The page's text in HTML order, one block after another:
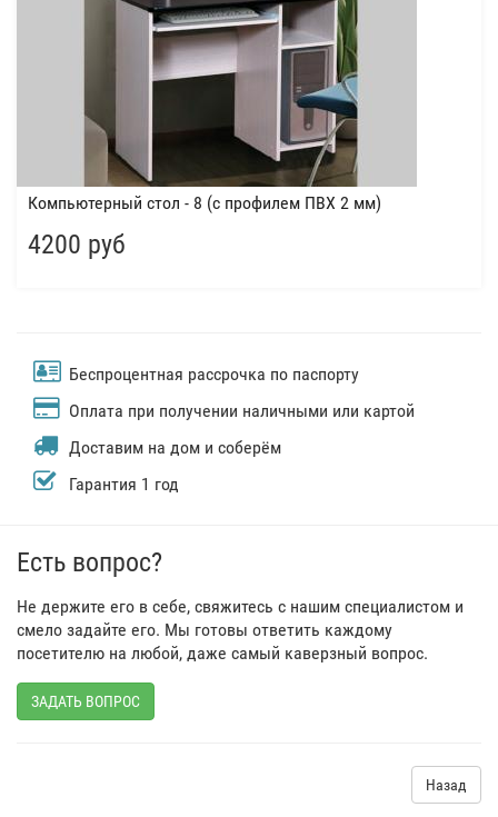
Компьютерный стол - 8 (с профилем ПВХ 2 мм)
4200 руб
Беспроцентная рассрочка по паспорту
Оплата при получении наличными или картой
Доставим на дом и соберём
Гарантия 1 год
Есть вопрос?
Не держите его в себе, свяжитесь с нашим специалистом и
смело задайте его. Мы готовы ответить каждому
посетителю на любой, даже самый каверзный вопрос.
ЗАДАТЬ ВОПРОС
Назад